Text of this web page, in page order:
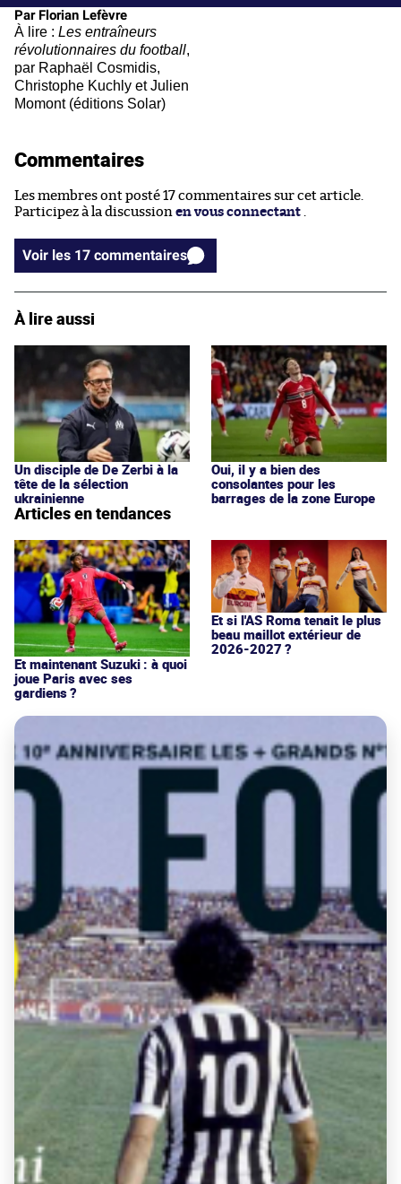
Par Florian Lefèvre
À lire : Les entraîneurs
révolutionnaires du football,
par Raphaël Cosmidis,
Christophe Kuchly et Julien
Momont (éditions Solar)
Commentaires
Les membres ont posté 17 commentaires sur cet article.
Participez à la discussion en vous connectant
Voir les 17 commentaires
À lire aussi
Un disciple de De Zerbi à la
tête de la sélection
ukrainienne
Oui, il y a bien des
consolantes pour les
barrages de la zone Europe
Articles en tendances
Et maintenant Suzuki : à quoi
joue Paris avec ses
gardiens ?
Et si l'AS Roma tenait le plus
beau maillot extérieur de
2026-2027 ?